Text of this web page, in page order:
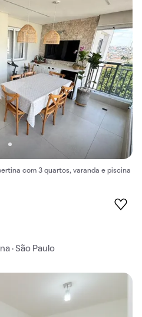
com 3 quartos, varanda e piscina
· São Paulo